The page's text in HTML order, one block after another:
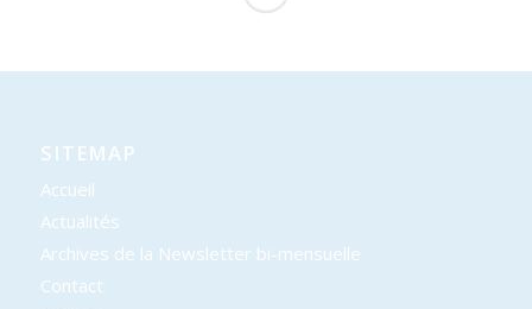
SITEMAP
Accueil
Actualités
Archives de la Newsletter bi-mensuelle
Contact